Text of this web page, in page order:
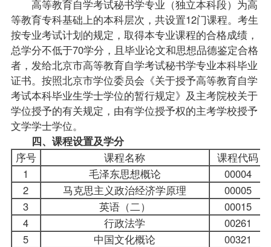
高等教育自学考试秘书学专业（独立本科段）为高
等教育专科基础上的本科层次，共设置12门课程。考生
按专业考试计划的规定，取得本专业课程的合格成绩，
总学分不低于70学分，且毕业论文和思想品德鉴定合格
者，发给北京市高等教育自学考试秘书学专业本科毕业
证书。按照北京市学位委员会《关于授予高等教育自学
考试本科毕业生学士学位的暂行规定》及主考院校关于
学位授予的有关规定，由有学位授予权的主考学校授予
文学学士学位。
四、课程设置及学分
序号
课程名称
课程代码
1
毛泽东思想概论
00004
2
马克思主义政治经济学原理
00005
3
英语（二）
00015
4
行政法学
00261
5
中国文化概论
00321